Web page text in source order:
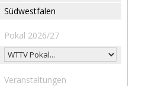
Südwestfalen
Pokal 2026/27
Veranstaltungen